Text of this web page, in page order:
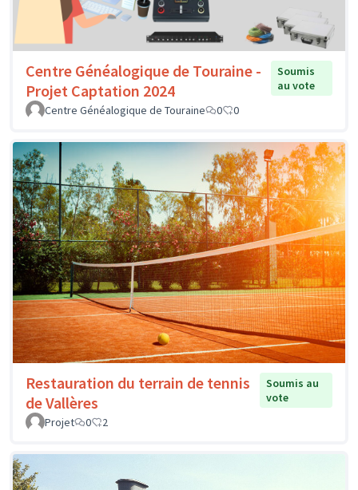
Centre Généalogique de Touraine -
Projet Captation 2024
Soumis
au vote
Centre Généalogique de Touraine
0 0
Restauration du terrain de tennis
de Vallères
Soumis au
vote
Projet
0 2